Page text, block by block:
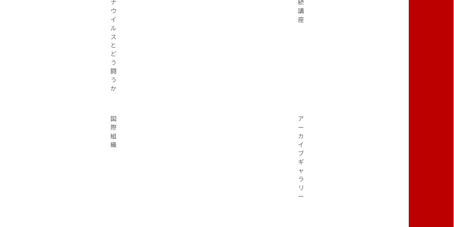
ナ
ウ
イ
ル
ス
と
ど
う
闘
う
か
続
講
座
国
際
組
織
ア
ー
カ
イ
ブ
ギ
ャ
ラ
リ
ー